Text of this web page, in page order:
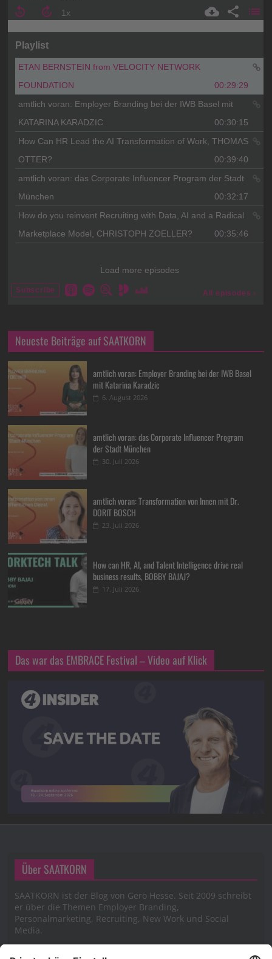
Neueste Beiträge auf SAATKORN
amtlich voran: Employer Branding bei der IWB Basel
mit Katarina Karadzic
6. August 2026
amtlich voran: das Corporate Influencer Program
der Stadt München
30. Juli 2026
amtlich voran: Transformation von Innen mit Dr.
DORIT BOSCH
23. Juli 2026
How can HR, AI, and Talent Intelligence drive real
business results, BOBBY BAJAJ?
17. Juli 2026
Das war das EMBRACE Festival – Video auf Klick
Über SAATKORN
SAATKORN ist der Blog von Gero Hesse. Seit 2009 schreibt
er über die Themen Employer Branding,
Personalmarketing, Recruiting, New Work und Social
Media.